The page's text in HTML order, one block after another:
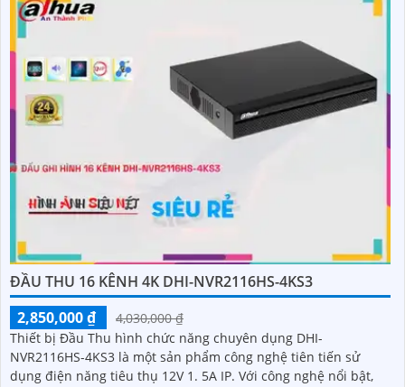
ĐẦU THU 16 KÊNH 4K DHI-NVR2116HS-4KS3
2,850,000 ₫
4,030,000 ₫
Thiết bị Đầu Thu hình chức năng chuyên dụng DHI-
NVR2116HS-4KS3 là một sản phẩm công nghệ tiên tiến sử
dụng điện năng tiêu thụ 12V 1. 5A IP. Với công nghệ nổi bật,